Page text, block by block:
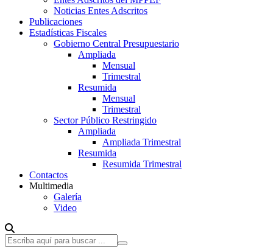
Noticias Entes Adscritos
Publicaciones
Estadísticas Fiscales
Gobierno Central Presupuestario
Ampliada
Mensual
Trimestral
Resumida
Mensual
Trimestral
Sector Público Restringido
Ampliada
Ampliada Trimestral
Resumida
Resumida Trimestral
Contactos
Multimedia
Galería
Video